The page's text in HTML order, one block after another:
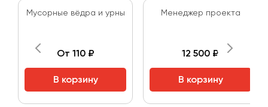
Мусорные вёдра и урны
От 110 ₽
В корзину
Менеджер проекта
12 500 ₽
В корзину